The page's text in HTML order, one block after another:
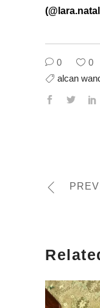
0
0
alcan